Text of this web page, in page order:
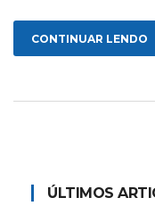
CONTINUAR LENDO
ÚLTIMOS